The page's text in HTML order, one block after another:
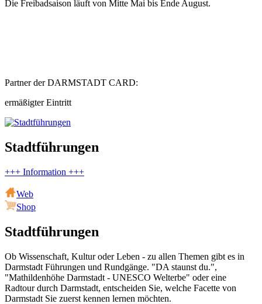
Die Freibadsaison läuft von Mitte Mai bis Ende August.
Partner der DARMSTADT CARD:
ermäßigter Eintritt
Stadtführungen
+++ Information +++
Web
Shop
Stadtführungen
Ob Wissenschaft, Kultur oder Leben - zu allen Themen gibt es in
Darmstadt Führungen und Rundgänge. "DA staunst du.",
"Mathildenhöhe Darmstadt - UNESCO Welterbe" oder eine
Radtour durch Darmstadt, entscheiden Sie, welche Facette von
Darmstadt Sie zuerst kennen lernen möchten.